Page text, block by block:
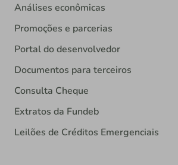
Análises econômicas
Promoções e parcerias
Portal do desenvolvedor
Documentos para terceiros
Consulta Cheque
Extratos da Fundeb
Leilões de Créditos Emergenciais